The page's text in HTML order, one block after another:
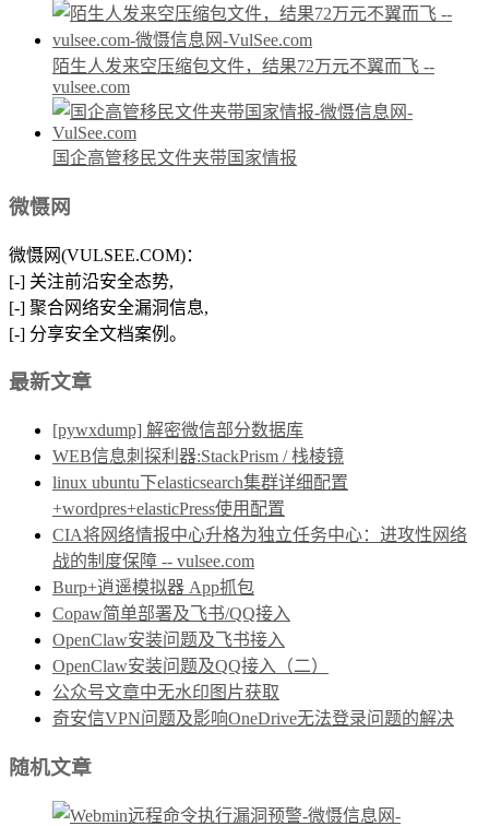
陌生人发来空压缩包文件，结果72万元不翼而飞 --
vulsee.com
国企高管移民文件夹带国家情报
微慑网
微慑网(VULSEE.COM)：
[-] 关注前沿安全态势,
[-] 聚合网络安全漏洞信息,
[-] 分享安全文档案例。
最新文章
[pywxdump] 解密微信部分数据库
WEB信息刺探利器:StackPrism / 栈棱镜
linux ubuntu下elasticsearch集群详细配置
+wordpres+elasticPress使用配置
CIA将网络情报中心升格为独立任务中心：进攻性网络
战的制度保障 -- vulsee.com
Burp+逍遥模拟器 App抓包
Copaw简单部署及飞书/QQ接入
OpenClaw安装问题及飞书接入
OpenClaw安装问题及QQ接入（二）
公众号文章中无水印图片获取
奇安信VPN问题及影响OneDrive无法登录问题的解决
随机文章